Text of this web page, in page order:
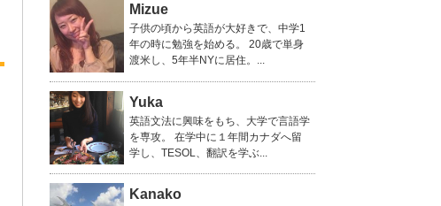
Mizue
子供の頃から英語が大好きで、中学1
年の時に勉強を始める。 20歳で単身
渡米し、5年半NYに居住。...
Yuka
英語文法に興味をもち、大学で言語学
を専攻。 在学中に１年間カナダへ留
学し、TESOL、翻訳を学ぶ...
Kanako